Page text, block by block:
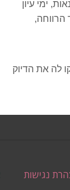
ימי עיון
,
לה את הדיוק
נגישות